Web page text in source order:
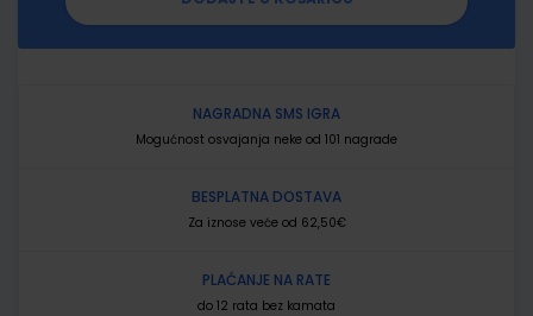
NAGRADNA SMS IGRA
Mogućnost osvajanja neke od 101 nagrade
BESPLATNA DOSTAVA
Za iznose veće od 62,50€
PLAĆANJE NA RATE
do 12 rata bez kamata